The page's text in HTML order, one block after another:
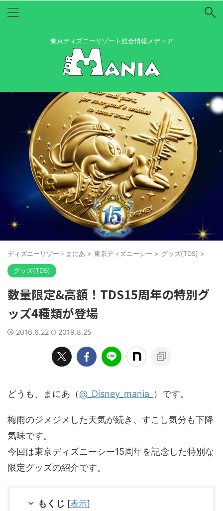
東京ディズニーリゾート総合情報メディア
ディズニーリゾートまにあ > 東京ディズニーシー > グッズ(TDS) >
グッズ(TDS)
数量限定&高額！TDS15周年の特別グ
ッズ4種類が登場
2016.6.22 2019.8.25
どうも、まにあ（@_Disney_mania_ ）です。
梅雨のジメジメした天気が続き、すこし気分も下降
気味です。
今回は東京ディズニーシー15周年を記念した特別な
限定グッズの紹介です。
もくじ [表示]